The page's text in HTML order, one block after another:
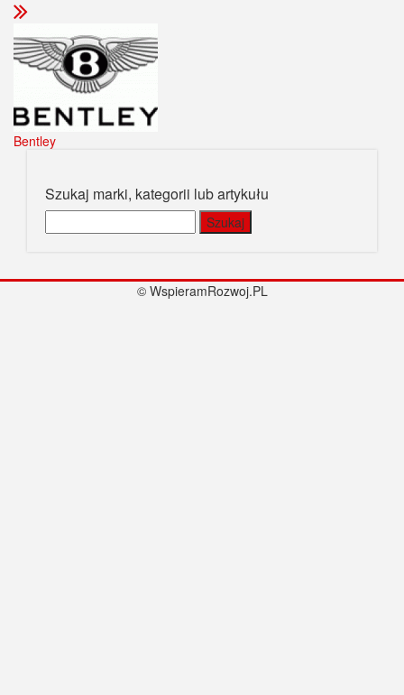
Bentley
Szukaj marki, kategorii lub artykułu
© WspieramRozwoj.PL